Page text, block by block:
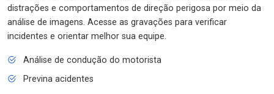
distrações e comportamentos de direção perigosa por meio da
análise de imagens. Acesse as gravações para verificar
incidentes e orientar melhor sua equipe.
Análise de condução do motorista
Previna acidentes